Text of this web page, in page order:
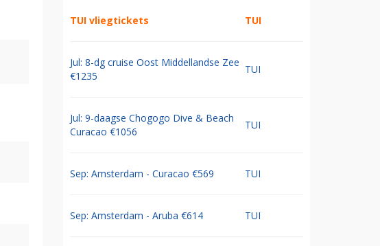
TUI vliegtickets TUI
Jul: 8-dg cruise Oost Middellandse Zee
€1235
TUI
Jul: 9-daagse Chogogo Dive & Beach
Curacao €1056
TUI
Sep: Amsterdam - Curacao €569 TUI
Sep: Amsterdam - Aruba €614 TUI